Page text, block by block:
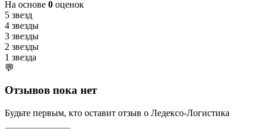
На основе 0 оценок
5 звезд
4 звезды
3 звезды
2 звезды
1 звезда
💬
Отзывов пока нет
Будьте первым, кто оставит отзыв о Ледексо-Логистика